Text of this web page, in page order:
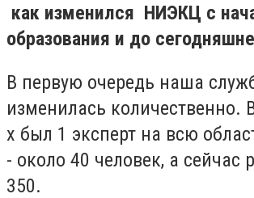
как изменился НИЭКЦ с
образования и до
В первую очередь наша
изменилась количественно.
х был 1 эксперт на всю
- около 40 человек, а сейчас
350.